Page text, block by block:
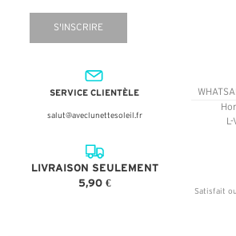
S'INSCRIRE
SERVICE CLIENTÈLE
salut@aveclunettesoleil.fr
LIVRAISON SEULEMENT
5,90 €
Satisfait